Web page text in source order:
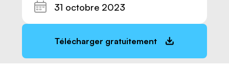
31 octobre 2023
Télécharger gratuitement